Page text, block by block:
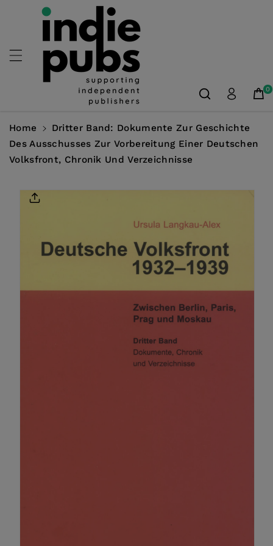
Skip To
Content
0
Home
Dritter Band: Dokumente Zur Geschichte
Des Ausschusses Zur Vorbereitung Einer Deutschen
Volksfront, Chronik Und Verzeichnisse
Product